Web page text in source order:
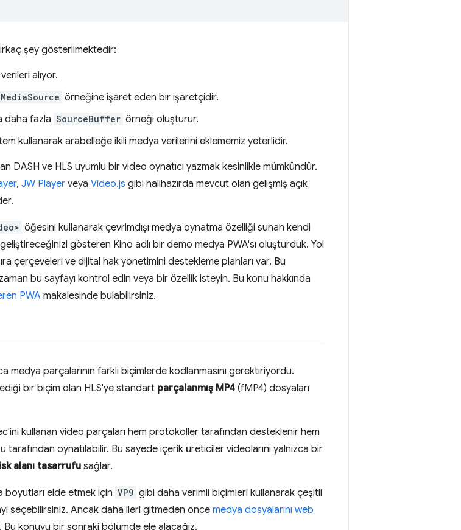
şey gösterilmektedir:
alıyor.
MediaSource örneğine işaret eden bir işaretçidir.
daha fazla SourceBuffer örneği oluşturur.
kullanarak arabelleğe ikili medya verilerini eklememiz yeterlidir.
DASH ve HLS uyumlu bir video oynatıcı yazmak kesinlikle mümkündür.
, JW Player veya Video.js gibi halihazırda mevcut olan gelişmiş açık
öğesini kullanarak çevrimdışı medya oynatma özelliği sunan kendi
gösteren Kino adlı bir demo medya PWA'sı oluşturduk. Yol
çerçeveleri ve dijital hak yönetimini destekleme planları var. Bu
bu sayfayı kontrol edin veya bir özellik isteyin. Bu konu hakkında
PWAmakalesinde bulabilirsiniz.
medya parçalarının farklı biçimlerde kodlanmasını gerektiriyordu.
bir biçim olan HLS'ye standart parçalanmış MP4 (fMP4) dosyaları
kullanan video parçaları hem protokoller tarafından desteklenir hem
tarafından oynatılabilir. Bu sayede içerik üreticiler videolarını yalnızca bir
alanı tasarrufusağlar.
elde etmek için VP9 gibi daha verimli biçimleri kullanarak çeşitli
seçebilirsiniz. Ancak daha ileri gitmeden önce medya dosyalarını web
konuyu bir sonraki bölümde ele alacağız.